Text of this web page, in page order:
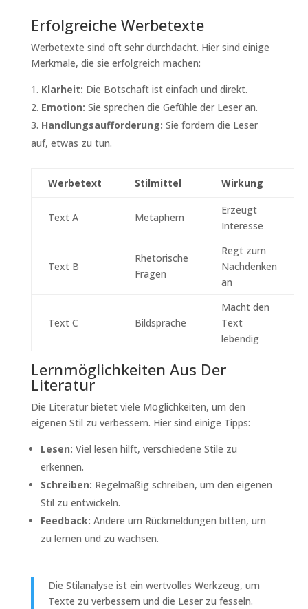
Erfolgreiche Werbetexte
Werbetexte sind oft sehr durchdacht. Hier sind einige
Merkmale, die sie erfolgreich machen:
Klarheit: Die Botschaft ist einfach und direkt.
Emotion: Sie sprechen die Gefühle der Leser an.
Handlungsaufforderung: Sie fordern die Leser
auf, etwas zu tun.
Werbetext Stilmittel Wirkung
Text A Metaphern
Erzeugt
Interesse
Text B
Rhetorische
Fragen
Regt zum
Nachdenken
an
Text C Bildsprache
Macht den
Text
lebendig
Lernmöglichkeiten Aus Der
Literatur
Die Literatur bietet viele Möglichkeiten, um den
eigenen Stil zu verbessern. Hier sind einige Tipps:
Lesen: Viel lesen hilft, verschiedene Stile zu
erkennen.
Schreiben: Regelmäßig schreiben, um den eigenen
Stil zu entwickeln.
Feedback: Andere um Rückmeldungen bitten, um
zu lernen und zu wachsen.
Die Stilanalyse ist ein wertvolles Werkzeug, um
Texte zu verbessern und die Leser zu fesseln.